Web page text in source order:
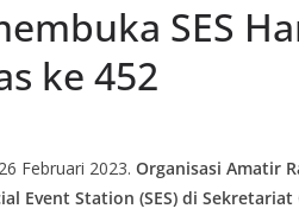
SES
ke 452
Februari 2023. Organisasi Amatir
Event Station (SES) di Sekretariat